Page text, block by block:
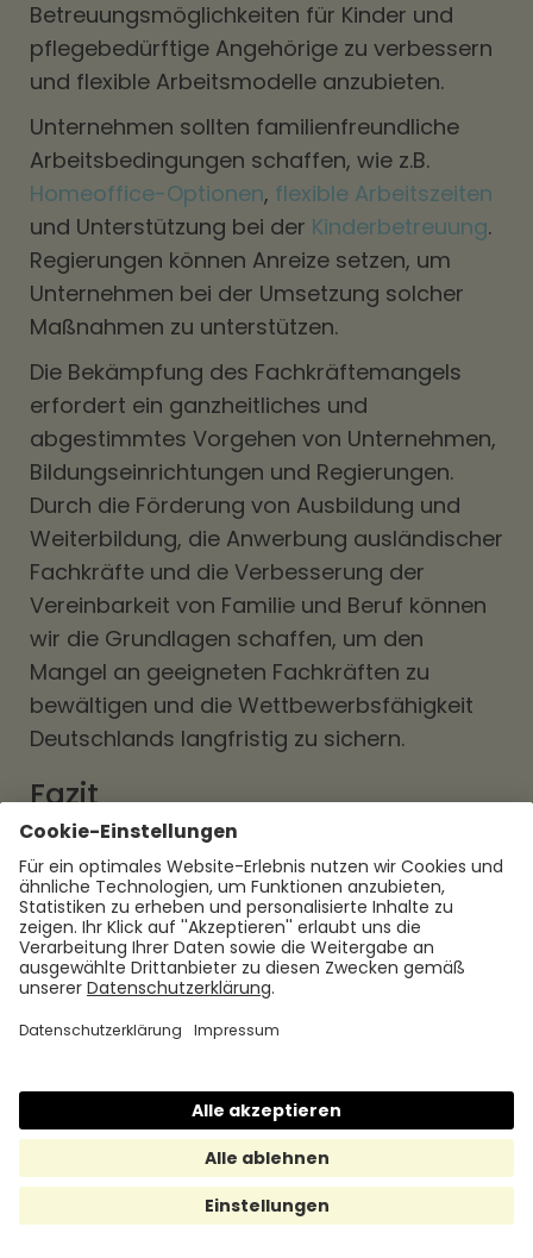
Betreuungsmöglichkeiten für Kinder und
pflegebedürftige Angehörige zu verbessern
und flexible Arbeitsmodelle anzubieten.
Unternehmen sollten familienfreundliche
Arbeitsbedingungen schaffen, wie z.B.
Homeoffice-Optionen, flexible Arbeitszeiten
und Unterstützung bei der Kinderbetreuung.
Regierungen können Anreize setzen, um
Unternehmen bei der Umsetzung solcher
Maßnahmen zu unterstützen.
Die Bekämpfung des Fachkräftemangels
erfordert ein ganzheitliches und
abgestimmtes Vorgehen von Unternehmen,
Bildungseinrichtungen und Regierungen.
Durch die Förderung von Ausbildung und
Weiterbildung, die Anwerbung ausländischer
Fachkräfte und die Verbesserung der
Vereinbarkeit von Familie und Beruf können
wir die Grundlagen schaffen, um den
Mangel an geeigneten Fachkräften zu
bewältigen und die Wettbewerbsfähigkeit
Deutschlands langfristig zu sichern.
Fazit
In diesem letzten Abschnitt werden wir die
wichtigsten Erkenntnisse zusammenfassen
und einen Ausblick auf die zukünftige
Entwicklung des Fachkräftemangels geben.
Wir werden die Herausforderungen und
Deutschland und andere Länder
Handlungsempfehlungen für Unternehmen
und Politik geben, um den Mangel an
geeigneten Fachkräften wirksam